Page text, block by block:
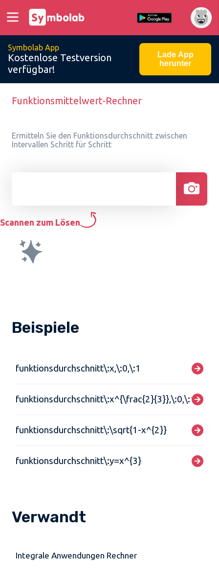
Symbolab App
Kostenlose Testversion
verfügbar!
Lade App
herunter
Funktionsmittelwert-Rechner
Ermitteln Sie den Funktionsdurchschnitt zwischen
Intervallen Schritt für Schritt
Scannen zum Lösen
Beispiele
funktionsdurchschnitt\:x,\:0,\:1
funktionsdurchschnitt\:x^{\frac{2}{3}},\:0,\:1
funktionsdurchschnitt\:\sqrt{1-x^{2}}
funktionsdurchschnitt\:y=x^{3}
Verwandt
Integrale Anwendungen Rechner